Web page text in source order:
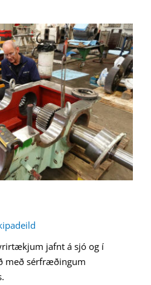
jafnt á sjó og í
með sérfræðingum